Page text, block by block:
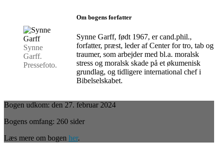
Synne
Garff.
Pressefoto.
Om bogens forfatter
Synne Garff, født 1967, er cand.phil.,
forfatter, præst, leder af Center for tro, tab og
traumer, som arbejder med bl.a. moralsk
stress og moralsk skade på et økumenisk
grundlag, og tidligere international chef i
Bibelselskabet.
Bogen udkom: den 27. februar 2024
Bogens omfang: 260 sider
Læs mere om bogen her.